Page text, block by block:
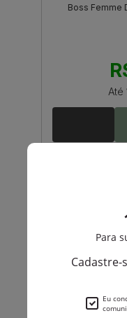
Boss Femme
Até
The One By
Até